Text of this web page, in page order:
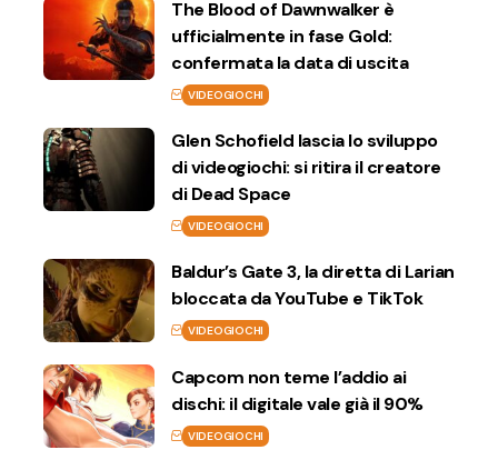
The Blood of Dawnwalker è
ufficialmente in fase Gold:
confermata la data di uscita
VIDEOGIOCHI
Glen Schofield lascia lo sviluppo
di videogiochi: si ritira il creatore
di Dead Space
VIDEOGIOCHI
Baldur’s Gate 3, la diretta di Larian
bloccata da YouTube e TikTok
VIDEOGIOCHI
Capcom non teme l’addio ai
dischi: il digitale vale già il 90%
VIDEOGIOCHI